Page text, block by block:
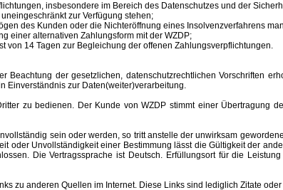
insbesondere im Bereich des Datenschutzes und der
zur Verfügung stehen;
des Kunden oder die Nichteröffnung eines Insolvenzverfahrens
einer alternativen Zahlungsform mit der WZDP;
von 14 Tagen zur Begleichung der offenen Zahlungsverpflichtungen.
der gesetzlichen, datenschutzrechtlichen Vorschriften
Einverständnis zur Daten(weiter)verarbeitung.
zu bedienen. Der Kunde von WZDP stimmt einer Übertragung
sein oder werden, so tritt anstelle der unwirksam
oder Unvollständigkeit einer Bestimmung lässt die Gültigkeit der
Die Vertragssprache ist Deutsch. Erfüllungsort für die
anderen Quellen im Internet. Diese Links sind lediglich Zitate